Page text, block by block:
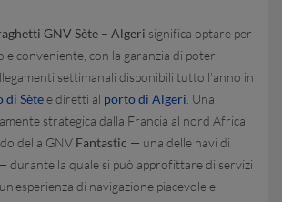
GNV Sète – Algeri significa optare per
e conveniente, con la garanzia di poter
settimanali disponibili tutto l’anno in
di Sètee diretti al porto di Algeri . Una
strategica dalla Francia al nord Africa
della GNV Fantastic — una delle navi di
durante la quale si può approfittare di servizi
di navigazione piacevole e